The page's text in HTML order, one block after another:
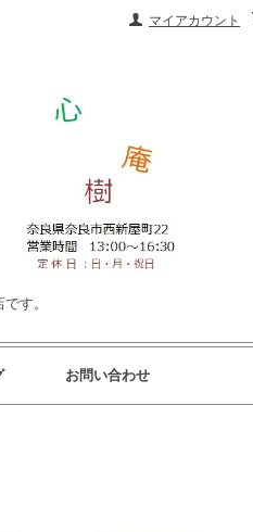
マイアカウント
す。
お問い合わせ